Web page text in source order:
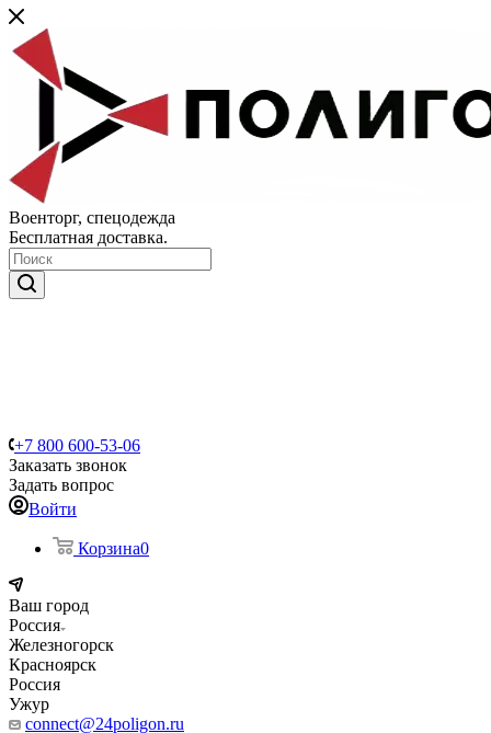
Военторг, спецодежда
Бесплатная доставка.
+7 800 600-53-06
Заказать звонок
Задать вопрос
Войти
Корзина0
Ваш город
Россия
Железногорск
Красноярск
Россия
Ужур
connect@24poligon.ru